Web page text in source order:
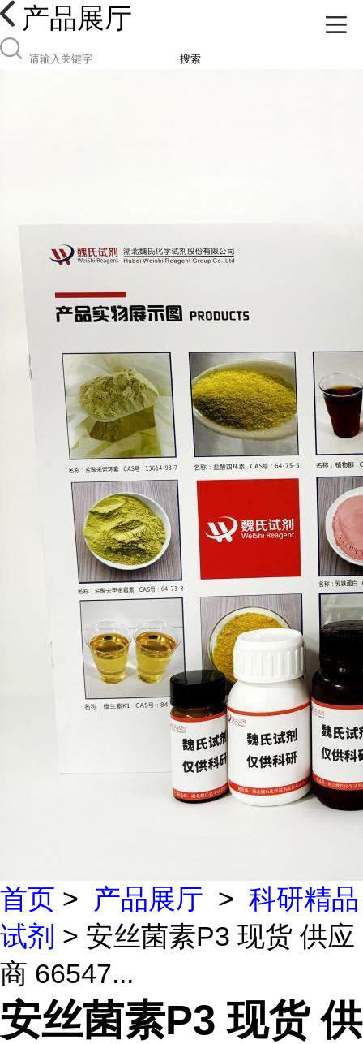
产品展厅
搜索
首页 > 产品展厅 > 科研精品
试剂 > 安丝菌素P3 现货 供应
商 66547...
安丝菌素P3 现货 供